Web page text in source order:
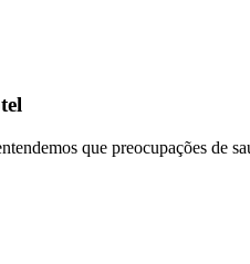
que preocupações de